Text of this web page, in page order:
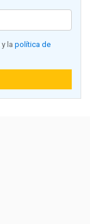
y la política de